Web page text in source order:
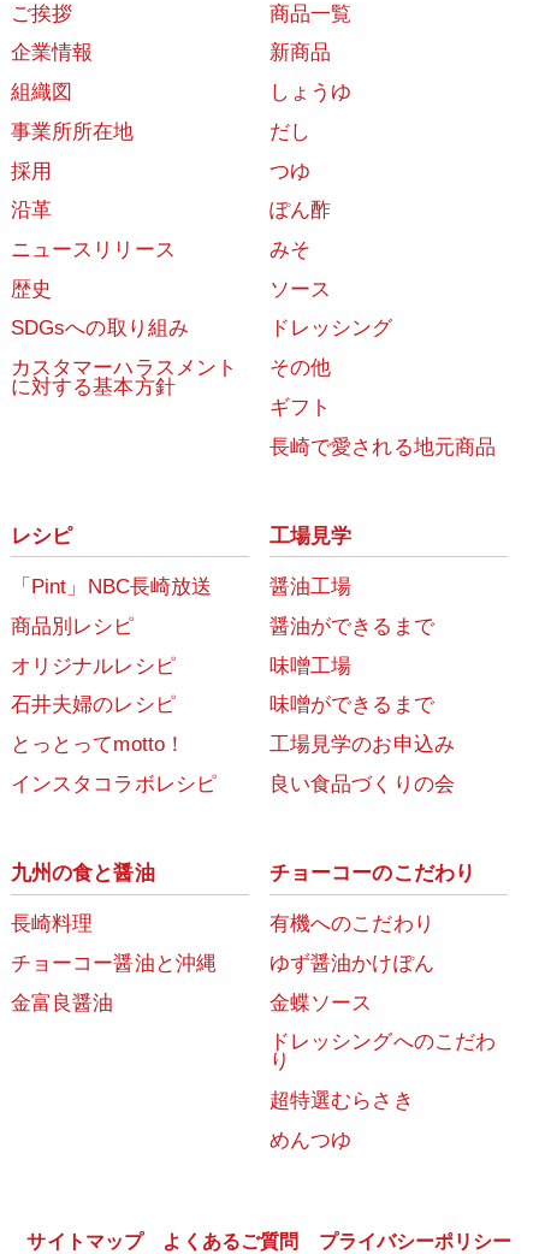
ご挨拶
企業情報
組織図
事業所所在地
採用
沿革
ニュースリリース
歴史
SDGsへの取り組み
カスタマーハラスメント
に対する基本方針
商品一覧
新商品
しょうゆ
だし
つゆ
ぽん酢
みそ
ソース
ドレッシング
その他
ギフト
長崎で愛される地元商品
レシピ
「Pint」NBC長崎放送
商品別レシピ
オリジナルレシピ
石井夫婦のレシピ
とっとってmotto！
インスタコラボレシピ
工場見学
醤油工場
醤油ができるまで
味噌工場
味噌ができるまで
工場見学のお申込み
良い食品づくりの会
九州の食と醤油
長崎料理
チョーコー醤油と沖縄
金富良醤油
チョーコーのこだわり
有機へのこだわり
ゆず醤油かけぽん
金蝶ソース
ドレッシングへのこだわ
り
超特選むらさき
めんつゆ
サイトマップ よくあるご質問 プライバシーポリシー